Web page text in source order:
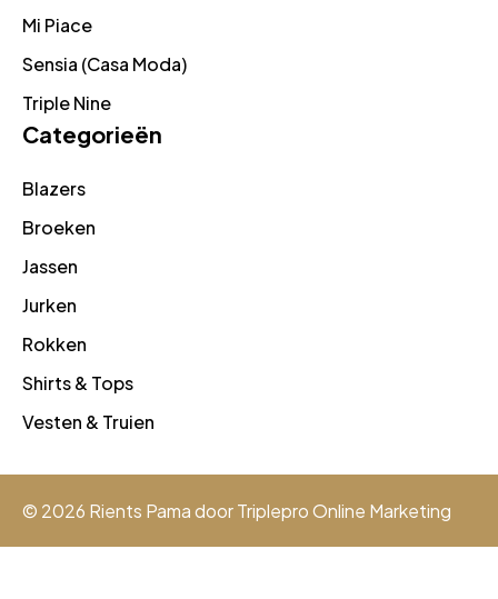
Mi Piace
Sensia (Casa Moda)
Triple Nine
Categorieën
Blazers
Broeken
Jassen
Jurken
Rokken
Shirts & Tops
Vesten & Truien
© 2026 Rients Pama doorTriplepro Online Marketing